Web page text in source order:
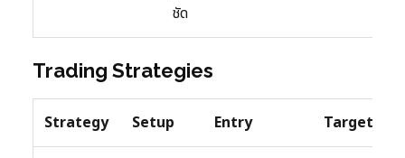
ชัด
Trading Strategies
Strategy Setup Entry Target